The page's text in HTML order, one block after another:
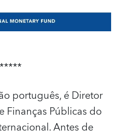
*****
português, é Diretor
Públicas do
Antes de